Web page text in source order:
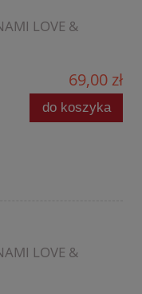
LOVE &
69,00 zł
do koszyka
LOVE &